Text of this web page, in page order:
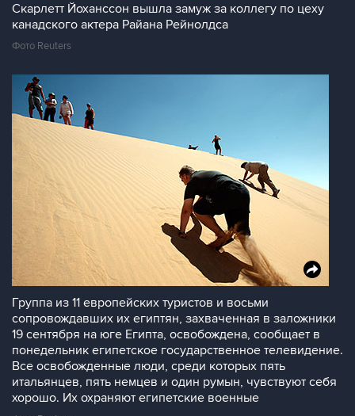
Скарлетт Йоханссон вышла замуж за коллегу по цеху
канадского актера Райана Рейнолдса
Фото Reuters
Группа из 11 европейских туристов и восьми
сопровождавших их египтян, захваченная в заложники
19 сентября на юге Египта, освобождена, сообщает в
понедельник египетское государственное телевидение.
Все освобожденные люди, среди которых пять
итальянцев, пять немцев и один румын, чувствуют себя
хорошо. Их охраняют египетские военные